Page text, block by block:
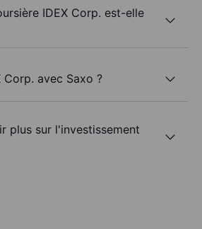
IDEX Corp. est-elle
Corp. avec Saxo ?
plus sur l'investissement